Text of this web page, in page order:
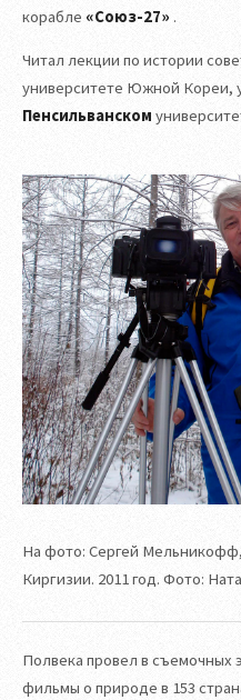
корабле «Союз-27» .
Читал лекции по истории
университете Южной Кореи,
Пенсильванском
На фото: Сергей Мельникофф,
Киргизии. 2011 год. Фото:
Полвека провел в съемочных
фильмы о природе в 153